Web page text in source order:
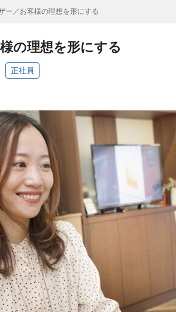
ー／お客様の理想を形にする
の理想を形にする
正社員